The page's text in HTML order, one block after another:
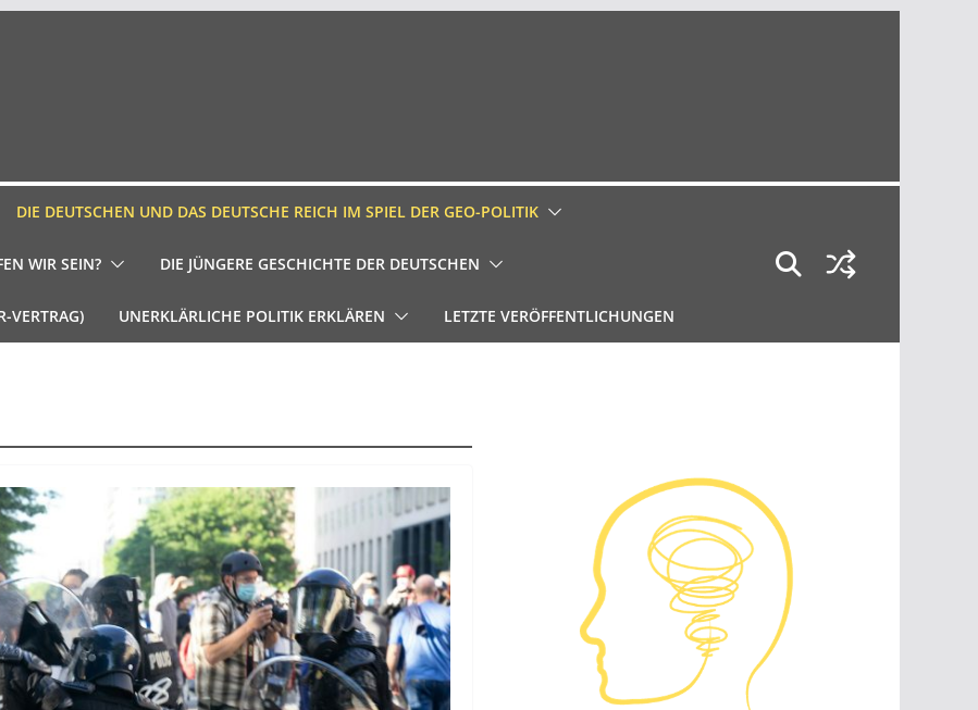
DIE DEUTSCHEN UND DAS DEUTSCHE REICH IM SPIEL DER GEO-POLITIK
WIR SEIN? DIE JÜNGERE GESCHICHTE DER DEUTSCHEN
VERTRAG) UNERKLÄRLICHE POLITIK ERKLÄREN LETZTE VERÖFFENTLICHUNGEN